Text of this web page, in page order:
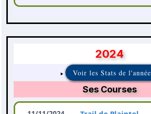
2024
Voir les Stats de l'année
Ses Courses